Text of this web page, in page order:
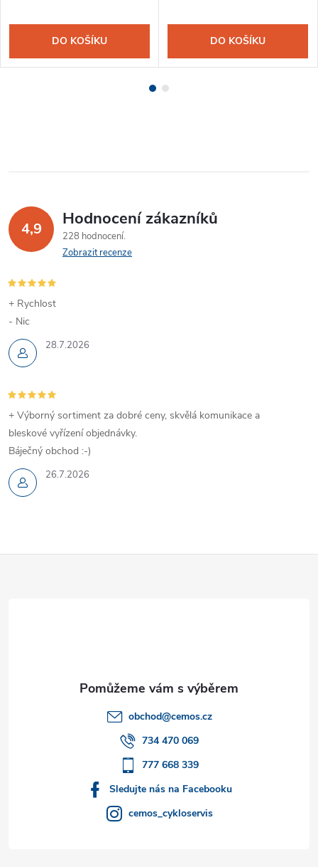
DO KOŠÍKU DO KOŠÍKU
4,9 Hodnocení zákazníků
228 hodnocení
Zobrazit recenze
28.7.2026
+ Rychlost
- Nic
26.7.2026
+ Výborný sortiment za dobré ceny, skvělá komunikace a
bleskové vyřízení objednávky.
Báječný obchod :-)
obchod@cemos.cz
734 470 069
777 668 339
Sledujte nás na Facebooku
cemos_cykloservis